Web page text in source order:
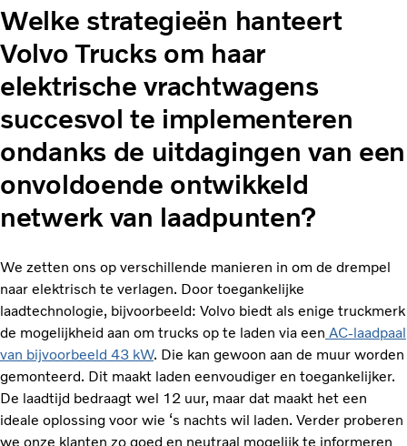
Welke strategieën hanteert
Volvo Trucks om haar
elektrische vrachtwagens
succesvol te implementeren
ondanks de uitdagingen van een
onvoldoende ontwikkeld
netwerk van laadpunten?
We zetten ons op verschillende manieren in om de drempel
naar elektrisch te verlagen. Door toegankelijke
laadtechnologie, bijvoorbeeld: Volvo biedt als enige truckmerk
de mogelijkheid aan om trucks op te laden via een AC-laadpaal
van bijvoorbeeld 43 kW. Die kan gewoon aan de muur worden
gemonteerd. Dit maakt laden eenvoudiger en toegankelijker.
De laadtijd bedraagt wel 12 uur, maar dat maakt het een
ideale oplossing voor wie ‘s nachts wil laden. Verder proberen
we onze klanten zo goed en neutraal mogelijk te informeren